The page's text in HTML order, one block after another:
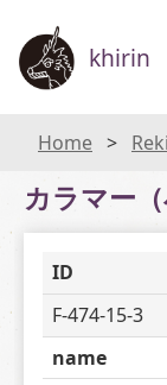
khirin
Home
カラマー（
ID
F-474-15-3
name